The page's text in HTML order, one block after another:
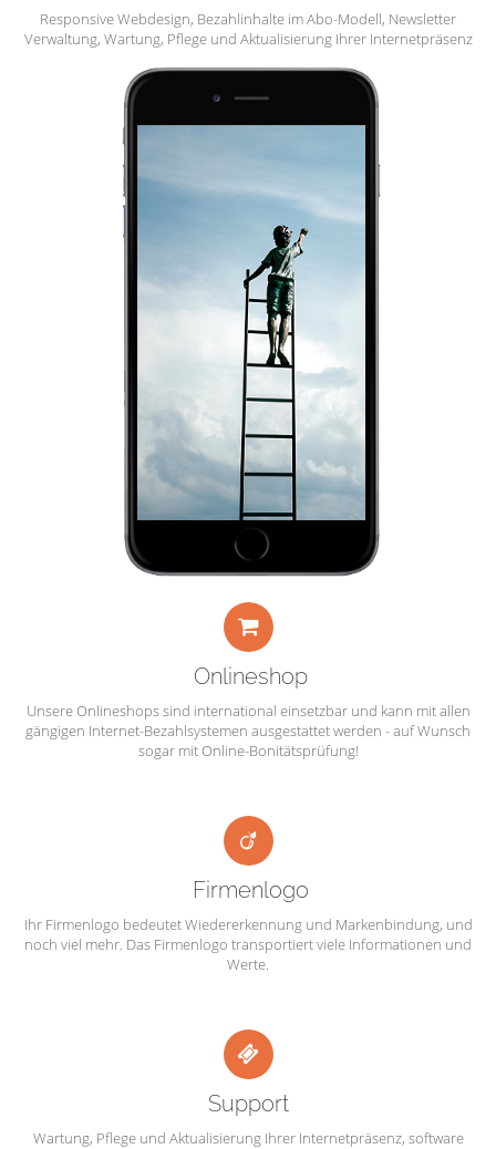
Responsive Webdesign, Bezahlinhalte im Abo-Modell, Newsletter
Verwaltung, Wartung, Pflege und Aktualisierung Ihrer Internetpräsenz
Onlineshop
Unsere Onlineshops sind international einsetzbar und kann mit allen
gängigen Internet-Bezahlsystemen ausgestattet werden - auf Wunsch
sogar mit Online-Bonitätsprüfung!
Firmenlogo
Ihr Firmenlogo bedeutet Wiedererkennung und Markenbindung, und
noch viel mehr. Das Firmenlogo transportiert viele Informationen und
Werte.
Support
Wartung, Pflege und Aktualisierung Ihrer Internetpräsenz, software